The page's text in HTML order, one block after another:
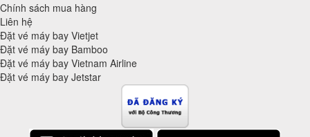
Chính sách mua hàng
Liên hệ
Đặt vé máy bay Vietjet
Đặt vé máy bay Bamboo
Đặt vé máy bay Vietnam Airline
Đặt vé máy bay Jetstar